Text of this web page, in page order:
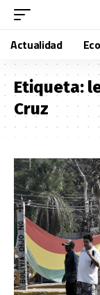
Actualidad
Etiqueta:
Cruz